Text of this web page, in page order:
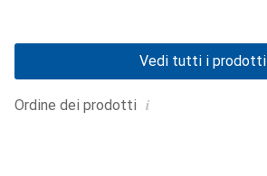
Ordine dei prodotti i
Vedi tutti i prodotti